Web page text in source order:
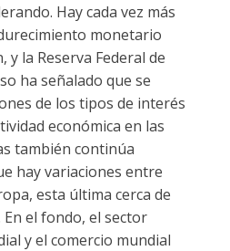
Hay cada vez más
monetario
y la Reserva Federal de
ha señalado que se
de los tipos de interés
económica en las
también continúa
hay variaciones entre
esta última cerca de
el fondo, el sector
y el comercio mundial